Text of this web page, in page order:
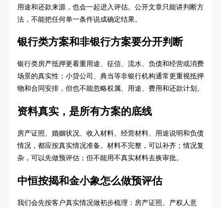
用途和还款来源，也会一起进入评估。公开文章只能讲判断方
法，不能把任何单一条件说成确定结果。
银行类方案和非银行方案要分开判断
银行类房产抵押更看重用途、征信、流水、负债和经营或消费
场景的真实性；小贷公司、典当等非银行机构通常更重视抵押
物和合同安排，但也不能忽略权属、用途、费用和还款计划。
资料真实，是所有方案的底线
房产证照、婚姻状况、收入材料、经营材料、用途说明和负债
情况，都应按真实情况准备。材料不完整，可以补齐；情况复
杂，可以先做预评估；但不能用不真实材料去换审批。
中恒按揭和金小象怎么做预评估
我们会先按客户真实情况做初步梳理：房产证照、产权人意